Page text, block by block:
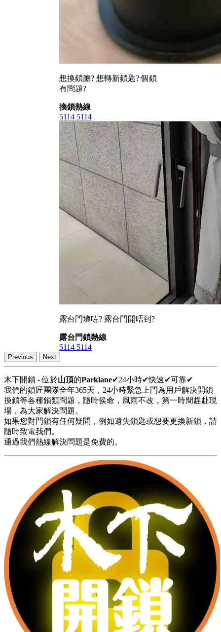
想換鎖膽? 想轉新鎖匙? 個鎖
有問題?
換鎖熱線
5114 5114
露台門壞咗? 露台門開唔到?
露台門鎖熱線
5114 5114
Previous Next
木下開鎖 - 位於山頂的Parklane✔24小時✔快速✔可靠✔
我們的鎖匠團隊全年365天，24小時緊急上門為用戶解決開鎖
換鎖等各種鎖類問題，隨時侯命，風雨不改，第一時間趕赴現
場，為大家解決問題。
如果您對門鎖有任何疑問，例如遺失鎖匙或想要更換新鎖，請
隨時致電我們。
通過我們熱線解決問題是免費的。